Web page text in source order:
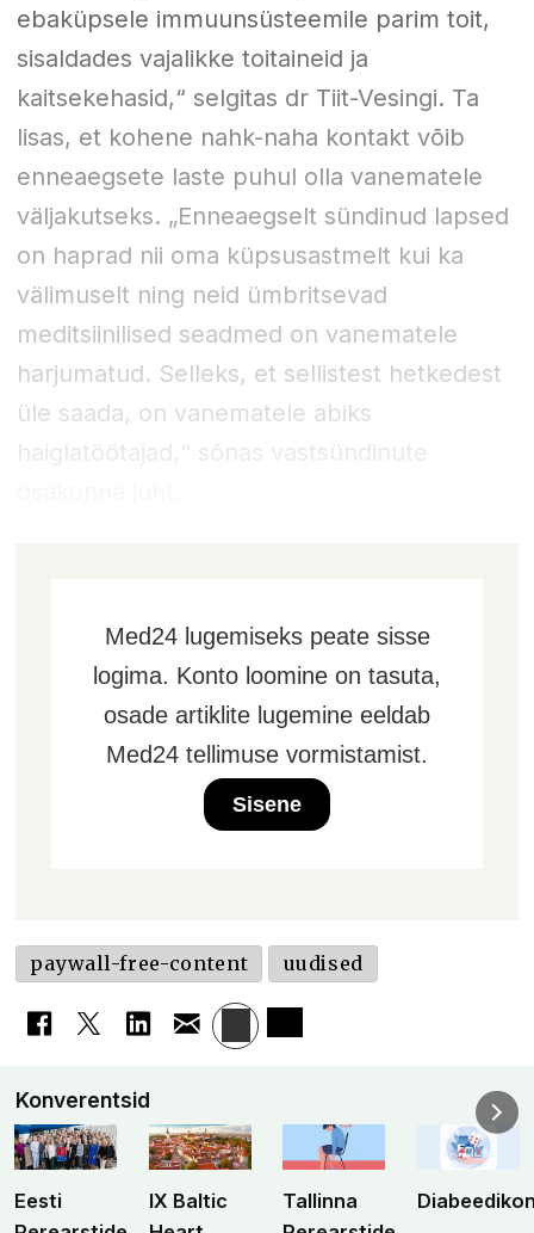
ebaküpsele immuunsüsteemile parim toit,
sisaldades vajalikke toitaineid ja
kaitsekehasid,“ selgitas dr Tiit-Vesingi. Ta
lisas, et kohene nahk-naha kontakt võib
enneaegsete laste puhul olla vanematele
väljakutseks. „Enneaegselt sündinud lapsed
on haprad nii oma küpsusastmelt kui ka
välimuselt ning neid ümbritsevad
meditsiinilised seadmed on vanematele
harjumatud. Selleks, et sellistest hetkedest
üle saada, on vanematele abiks
haiglatöötajad,“ sõnas vastsündinute
Med24 lugemiseks peate sisse
logima. Konto loomine on tasuta,
osade artiklite lugemine eeldab
Med24 tellimuse vormistamist.
Sisene
paywall-free-content uudised
Konverentsid
Eesti
IX Baltic
Tallinna